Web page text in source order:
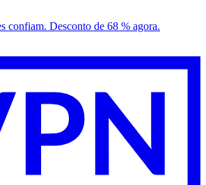
confiam. Desconto de 68 % agora.